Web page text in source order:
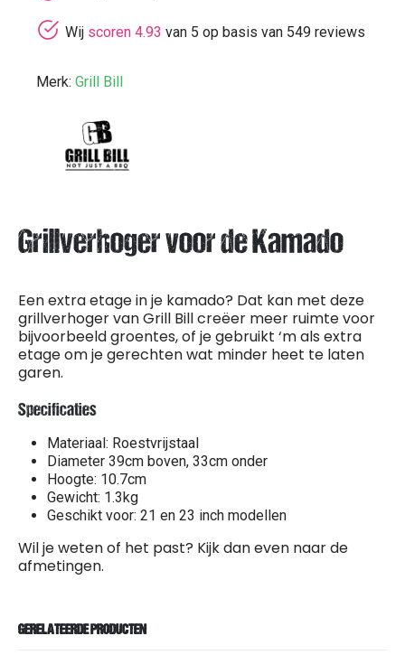
Wijscoren 4.93 van 5 op basis van 549 reviews
Merk: Grill Bill
Grillverhoger voor de Kamado
Een extra etage in je kamado? Dat kan met deze
grillverhoger van Grill Bill creëer meer ruimte voor
bijvoorbeeld groentes, of je gebruikt ‘m als extra
etage om je gerechten wat minder heet te laten
garen.
Specificaties
Materiaal: Roestvrijstaal
Diameter 39cm boven, 33cm onder
Hoogte: 10.7cm
Gewicht: 1.3kg
Geschikt voor: 21 en 23 inch modellen
Wil je weten of het past? Kijk dan even naar de
afmetingen.
GERELATEERDE PRODUCTEN